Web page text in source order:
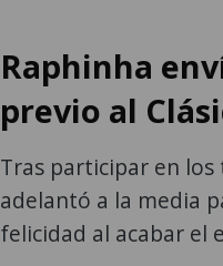
Raphinha
previo al
Tras participar en los
adelantó a la media
felicidad al acabar el